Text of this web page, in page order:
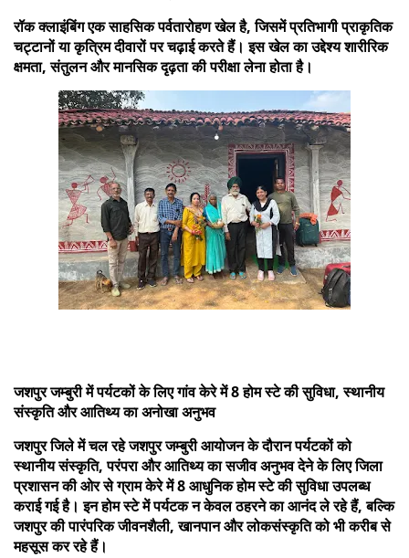
रॉक क्लाइंबिंग एक साहसिक पर्वतारोहण खेल है, जिसमें प्रतिभागी प्राकृतिक
चट्टानों या कृत्रिम दीवारों पर चढ़ाई करते हैं। इस खेल का उद्देश्य शारीरिक
क्षमता, संतुलन और मानसिक दृढ़ता की परीक्षा लेना होता है।
जशपुर जम्बुरी में पर्यटकों के लिए गांव केरे में 8 होम स्टे की सुविधा, स्थानीय
संस्कृति और आतिथ्य का अनोखा अनुभव
जशपुर जिले में चल रहे जशपुर जम्बुरी आयोजन के दौरान पर्यटकों को
स्थानीय संस्कृति, परंपरा और आतिथ्य का सजीव अनुभव देने के लिए जिला
प्रशासन की ओर से ग्राम केरे में 8 आधुनिक होम स्टे की सुविधा उपलब्ध
कराई गई है। इन होम स्टे में पर्यटक न केवल ठहरने का आनंद ले रहे हैं, बल्कि
जशपुर की पारंपरिक जीवनशैली, खानपान और लोकसंस्कृति को भी करीब से
महसूस कर रहे हैं।